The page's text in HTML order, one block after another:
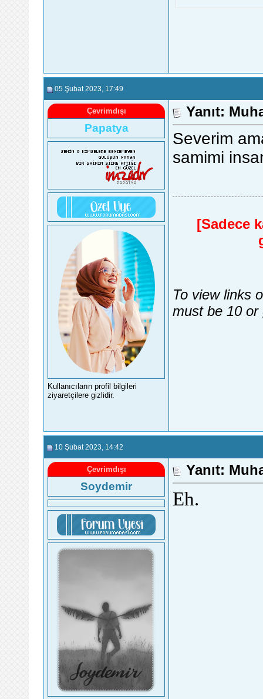
05 Şubat 2023 , 17:49
Çevrimdışı
Papatya
Kullanıcıların profil bilgileri
ziyaretçilere gizlidir.
Yanıt:
Severim
samimi
[Sadece
To view links
must be 10 or
10 Şubat 2023 , 14:42
Çevrimdışı
Soydemir
Yanıt:
Eh.